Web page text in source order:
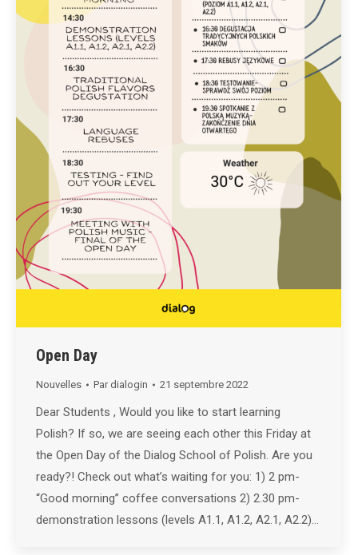
Open Day
Nouvelles Par dialogin 21 septembre 2022
Dear Students , Would you like to start learning
Polish? If so, we are seeing each other this Friday at
the Open Day of the Dialog School of Polish. Are you
ready?! Check out what’s waiting for you: 1) 2 pm-
“Good morning” coffee conversations 2) 2.30 pm-
demonstration lessons (levels A1.1, A1.2, A2.1, A2.2)…